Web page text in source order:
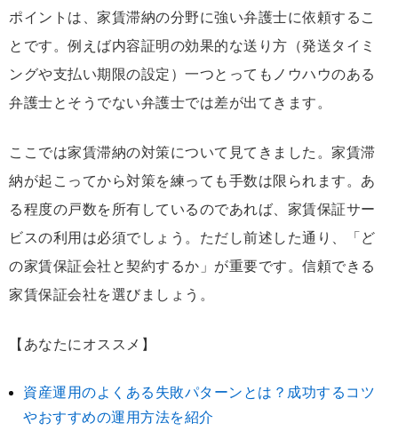
ポイントは、家賃滞納の分野に強い弁護士に依頼するこ
とです。例えば内容証明の効果的な送り方（発送タイミ
ングや支払い期限の設定）一つとってもノウハウのある
弁護士とそうでない弁護士では差が出てきます。
ここでは家賃滞納の対策について見てきました。家賃滞
納が起こってから対策を練っても手数は限られます。あ
る程度の戸数を所有しているのであれば、家賃保証サー
ビスの利用は必須でしょう。ただし前述した通り、「ど
の家賃保証会社と契約するか」が重要です。信頼できる
家賃保証会社を選びましょう。
【あなたにオススメ】
資産運用のよくある失敗パターンとは？成功するコツ
やおすすめの運用方法を紹介